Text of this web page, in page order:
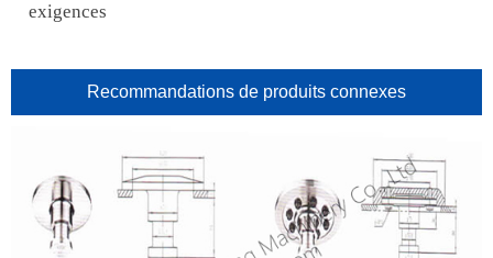
exigences
Recommandations de produits connexes